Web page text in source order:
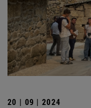
20 | 09 | 2024